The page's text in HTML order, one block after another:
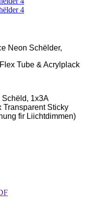
Neon Schëlder,
Tube & Acrylplack
1x3A
Transparent Sticky
fir Liichtdimmen)